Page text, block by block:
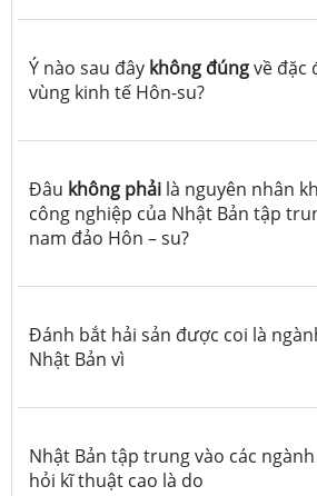
Ý nào sau đây không đúngvề đặc
vùng kinh tế Hôn-su?
Đâu không phải là nguyên nhân
công nghiệp của Nhật Bản tập
nam đảo Hôn – su?
Đánh bắt hải sản được coi là
Nhật Bản vì
Nhật Bản tập trung vào các
hỏi kĩ thuật cao là do